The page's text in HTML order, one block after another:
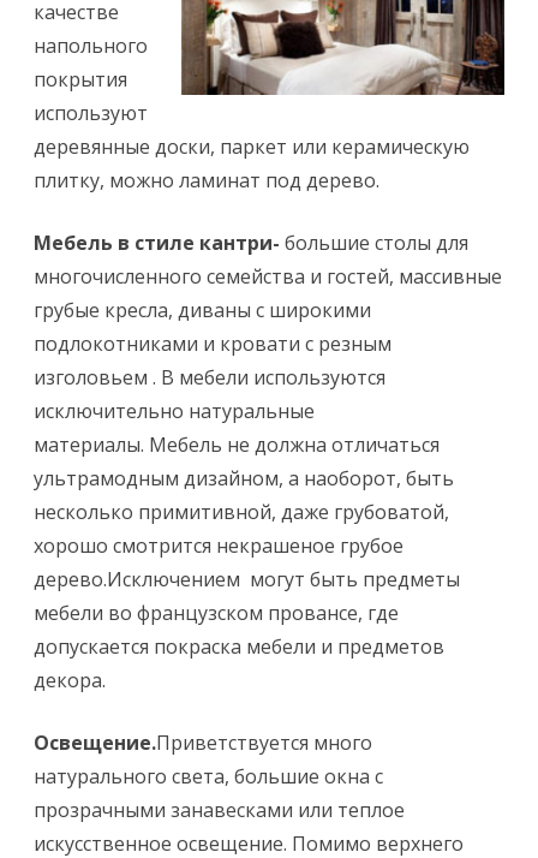
качестве
напольного
покрытия
используют
деревянные доски, паркет или керамическую
плитку, можно ламинат под дерево.
Мебель в стиле кантри- большие столы для
многочисленного семейства и гостей, массивные
грубые кресла, диваны с широкими
подлокотниками и кровати с резным
изголовьем . В мебели используются
исключительно натуральные
материалы. Мебель не должна отличаться
ультрамодным дизайном, а наоборот, быть
несколько примитивной, даже грубоватой,
хорошо смотрится некрашеное грубое
дерево.Исключением могут быть предметы
мебели во французском провансе, где
допускается покраска мебели и предметов
декора.
Освещение.Приветствуется много
натурального света, большие окна с
прозрачными занавесками или теплое
искусственное освещение. Помимо верхнего